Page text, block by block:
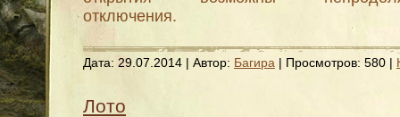
отключения.
Дата: 29.07.2014 | Автор: Багира | Просмотров: 580 |
Лото